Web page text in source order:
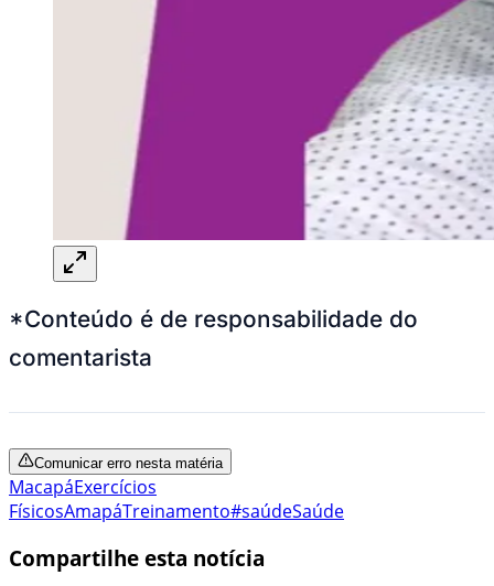
*Conteúdo é de responsabilidade do
comentarista
Comunicar erro nesta matéria
MacapáExercícios
FísicosAmapáTreinamento#saúdeSaúde
Compartilhe esta notícia